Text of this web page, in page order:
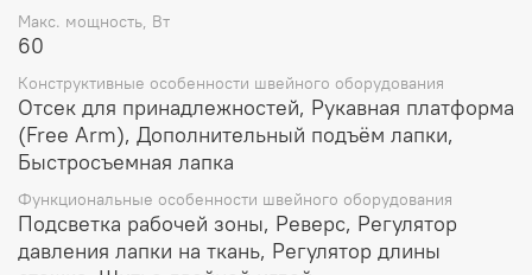
Макс. мощность, Вт
60
Конструктивные особенности швейного оборудования
Отсек для принадлежностей, Рукавная платформа
(Free Arm), Дополнительный подъём лапки,
Быстросъемная лапка
Функциональные особенности швейного оборудования
Подсветка рабочей зоны, Реверс, Регулятор
давления лапки на ткань, Регулятор длины